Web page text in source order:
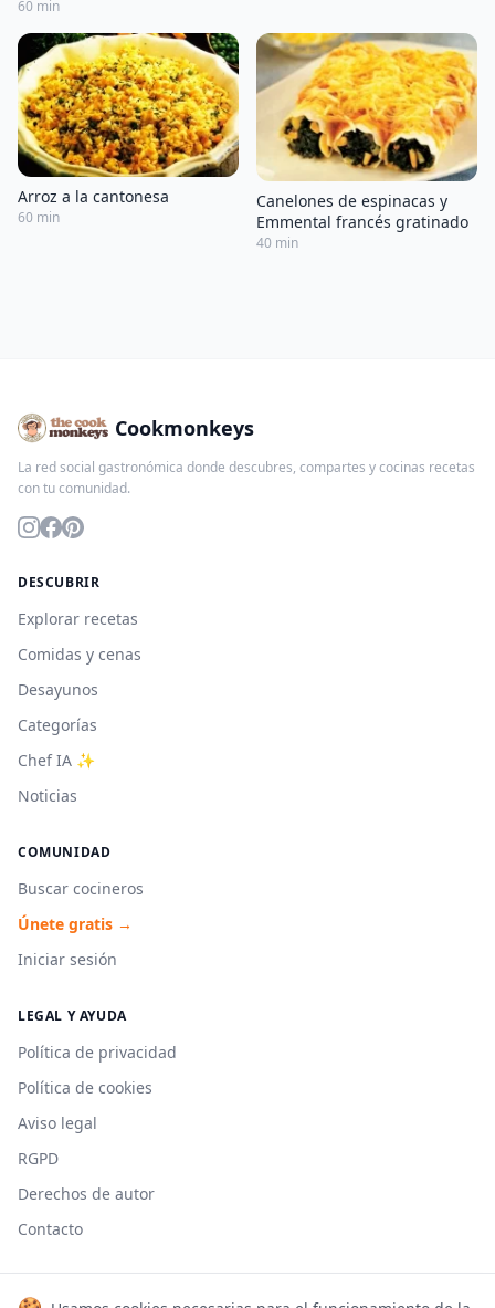
60 min
Arroz a la cantonesa
60 min
Canelones de espinacas y
Emmental francés gratinado
40 min
Cookmonkeys
La red social gastronómica donde descubres, compartes y cocinas recetas
con tu comunidad.
DESCUBRIR
Explorar recetas
Comidas y cenas
Desayunos
Categorías
Chef IA ✨
Noticias
COMUNIDAD
Buscar cocineros
Únete gratis →
Iniciar sesión
LEGAL Y AYUDA
Política de privacidad
Política de cookies
Aviso legal
RGPD
Derechos de autor
Contacto